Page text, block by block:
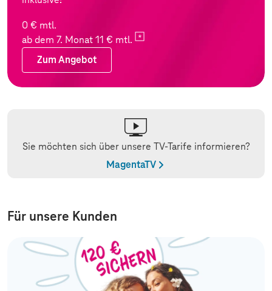
0 € mtl.
ab dem 7. Monat 11 € mtl.
Zum Angebot
Sie möchten sich über unsere TV-Tarife informieren?
MagentaTV
Für unsere Kunden